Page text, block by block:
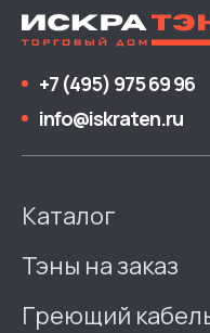
+7 (495) 975 69 96
info@iskraten.ru
Каталог
Тэны на заказ
Греющий